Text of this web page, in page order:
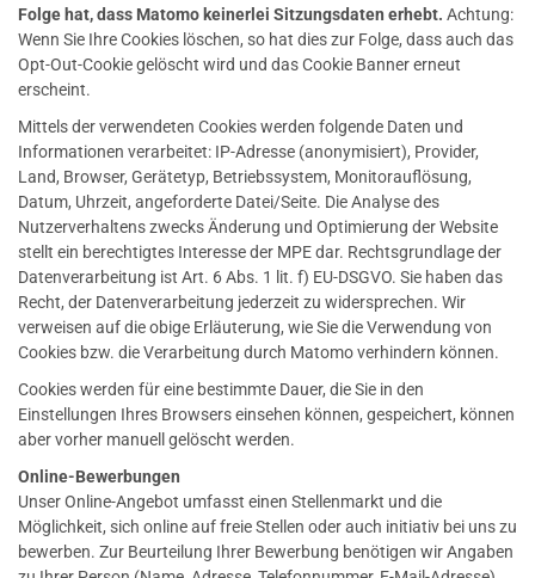
Folge hat, dass Matomo keinerlei Sitzungsdaten erhebt. Achtung:
Wenn Sie Ihre Cookies löschen, so hat dies zur Folge, dass auch das
Opt-Out-Cookie gelöscht wird und das Cookie Banner erneut
erscheint.
Mittels der verwendeten Cookies werden folgende Daten und
Informationen verarbeitet: IP-Adresse (anonymisiert), Provider,
Land, Browser, Gerätetyp, Betriebssystem, Monitorauflösung,
Datum, Uhrzeit, angeforderte Datei/Seite. Die Analyse des
Nutzerverhaltens zwecks Änderung und Optimierung der Website
stellt ein berechtigtes Interesse der MPE dar. Rechtsgrundlage der
Datenverarbeitung ist Art. 6 Abs. 1 lit. f) EU-DSGVO. Sie haben das
Recht, der Datenverarbeitung jederzeit zu widersprechen. Wir
verweisen auf die obige Erläuterung, wie Sie die Verwendung von
Cookies bzw. die Verarbeitung durch Matomo verhindern können.
Cookies werden für eine bestimmte Dauer, die Sie in den
Einstellungen Ihres Browsers einsehen können, gespeichert, können
aber vorher manuell gelöscht werden.
Online-Bewerbungen
Unser Online-Angebot umfasst einen Stellenmarkt und die
Möglichkeit, sich online auf freie Stellen oder auch initiativ bei uns zu
bewerben. Zur Beurteilung Ihrer Bewerbung benötigen wir Angaben